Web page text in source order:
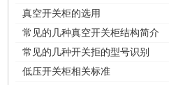
真空开关柜的选用
常见的几种真空开关柜结构简介
常见的几种开关拒的型号识别
低压开关柜相关标准